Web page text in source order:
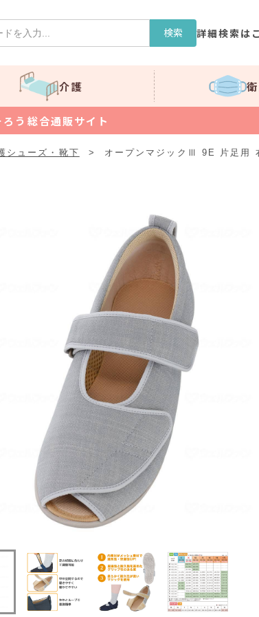
検索 詳細検索は
介護
う総合通販サイト
シューズ・靴下 > オープンマジックⅢ 9E 片足用